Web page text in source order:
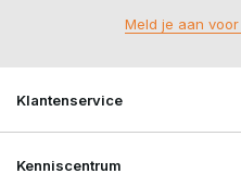
Meld je aan
Klantenservice
Kenniscentrum